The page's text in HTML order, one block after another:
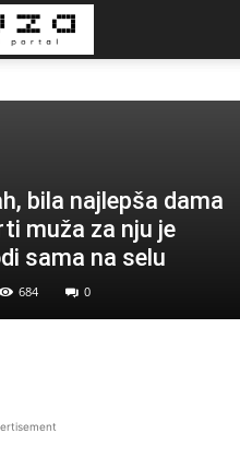
bila najlepša dama
muža za nju je
sama na selu
684 0